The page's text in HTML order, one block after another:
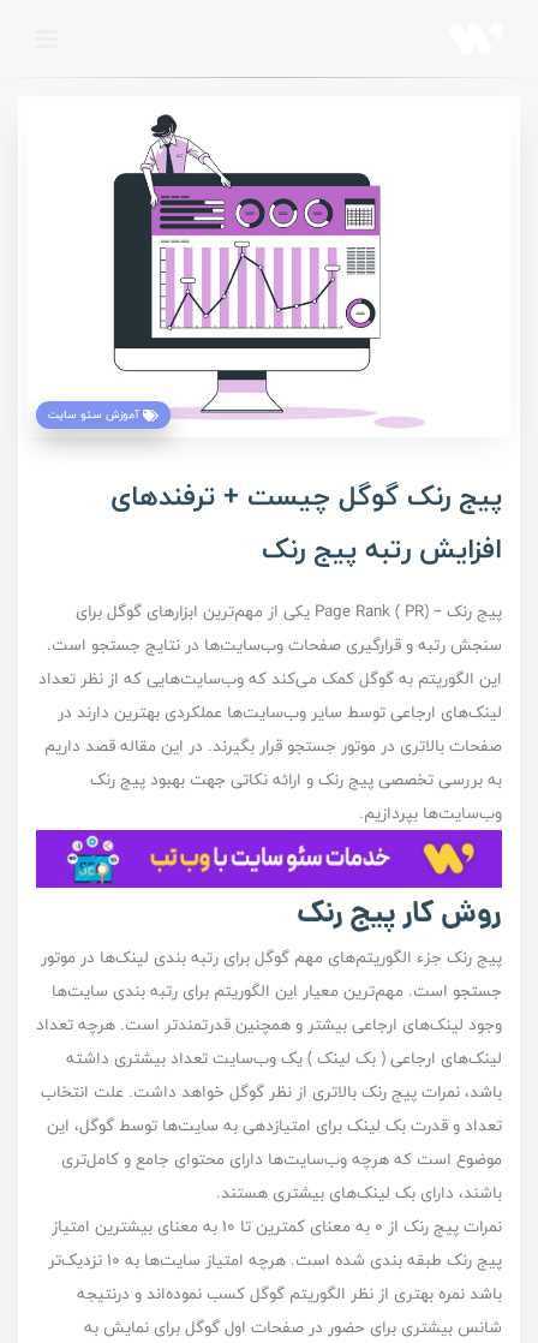
آموزش سئو سایت
پیج رنک گوگل چیست + ترفند‌های
افزایش رتبه پیج رنک
پیج رنک – (PR ) Page Rank یکی از مهم‌ترین ابزار‌های گوگل برای
سنجش رتبه و قرارگیری صفحات وب‌سایت‌ها در نتایج جستجو است.
این الگوریتم به گوگل کمک می‌کند که وب‌سایت‌هایی که از نظر تعداد
لینک‌های ارجاعی توسط سایر وب‌سایت‌ها عملکردی بهترین دارند در
صفحات بالاتری در موتور جستجو قرار بگیرند. در این مقاله قصد داریم
به بررسی تخصصی پیج رنک و ارائه نکاتی جهت بهبود پیج رنک
وب‌سایت‌ها بپردازیم.
روش کار پیج رنک
پیج رنک جزء الگوریتم‌های مهم گوگل برای رتبه بندی لینک‌ها در موتور
جستجو است. مهم‌ترین معیار این الگوریتم برای رتبه بندی سایت‌ها
وجود لینک‌های ارجاعی بیشتر و همچنین قدرتمند‌تر است. هرچه تعداد
لینک‌های ارجاعی ( بک لینک ) یک وب‌سایت تعداد بیشتری داشته
باشد، نمرات پیج رنک بالاتری از نظر گوگل خواهد داشت. علت انتخاب
تعداد و قدرت بک لینک برای امتیاز‌دهی به سایت‌ها توسط گوگل، این‌
موضوع است که هرچه وب‌سایت‌ها دارای محتوای جامع و کامل‌تری
باشند، دارای بک لینک‌های بیشتری‌ هستند.
نمرات پیج رنک از ۰ به معنای کمترین تا ۱۰ به معنای بیشترین امتیاز
پیج رنک طبقه بندی شده است. هرچه امتیاز سایت‌ها به ۱۰ نزدیک‌تر
باشد نمره بهتری از نظر الگوریتم گوگل کسب نموده‌اند و درنتیجه
شانس بیشتری برای حضور در صفحات اول گوگل برای نمایش به